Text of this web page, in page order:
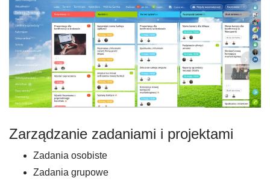
Zarządzanie zadaniami i projektami
Zadania osobiste
Zadania grupowe